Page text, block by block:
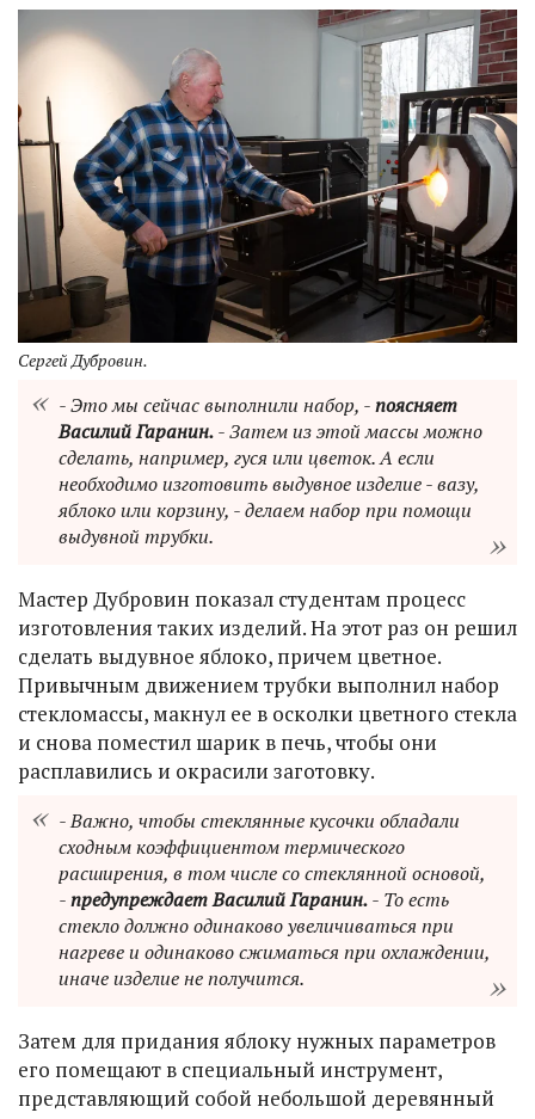
Сергей Дубровин.
- Это мы сейчас выполнили набор, -поясняет
Василий Гаранин.- Затем из этой массы можно
сделать, например, гуся или цветок. А если
необходимо изготовить выдувное изделие - вазу,
яблоко или корзину, - делаем набор при помощи
выдувной трубки.
Мастер Дубровин показал студентам процесс
изготовления таких изделий. На этот раз он решил
сделать выдувное яблоко, причем цветное.
Привычным движением трубки выполнил набор
стекломассы, макнул ее в осколки цветного стекла
и снова поместил шарик в печь, чтобы они
расплавились и окрасили заготовку.
- Важно, чтобы стеклянные кусочки обладали
сходным коэффициентом термического
расширения, в том числе со стеклянной основой,
-предупреждает Василий Гаранин.- То есть
стекло должно одинаково увеличиваться при
нагреве и одинаково сжиматься при охлаждении,
иначе изделие не получится.
Затем для придания яблоку нужных параметров
его помещают в специальный инструмент,
представляющий собой небольшой деревянный